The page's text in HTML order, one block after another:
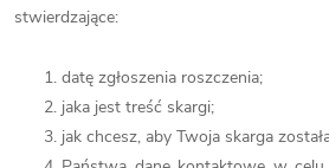
stwierdzające:
datę zgłoszenia roszczenia;
jaka jest treść skargi;
jak chcesz, aby Twoja skarga